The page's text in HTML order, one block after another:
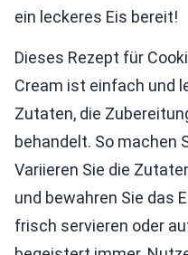
ein leckeres Eis bereit!
Dieses Rezept für
Cream ist einfach und
Zutaten, die
behandelt. So machen
Variieren Sie die
und bewahren Sie das
frisch servieren oder